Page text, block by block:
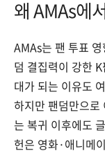
왜 AMAs에
AMAs는 팬 투표
덤 결집력이 강한
대가 되는 이유도
하지만 팬덤만으로
는 복귀 이후에도
헌은 영화·애니메